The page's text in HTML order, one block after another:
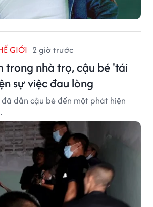
GIỚI 2 giờ trước
trong nhà trọ, cậu bé 'tái
sự việc đau lòng
dẫn cậu bé đến một phát hiện